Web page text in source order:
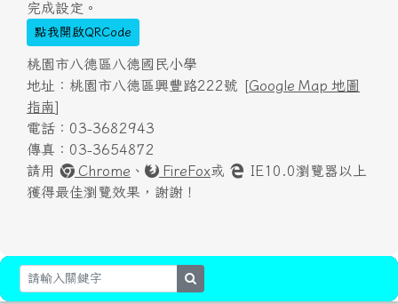
完成設定。
點我開啟QRCode
桃園市八德區八德國民小學
地址：桃園市八德區興豐路222號 [Google Map 地圖
指南]
電話：03-3682943
傳真：03-3654872
請用
Chrome 、 FireFox或
IE10.0瀏覽器以上
獲得最佳瀏覽效果，謝謝！